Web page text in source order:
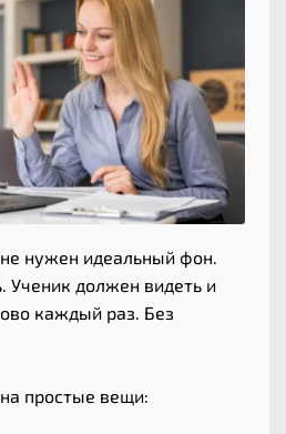
нужен идеальный фон.
Ученик должен видеть и
каждый раз. Без
простые вещи: